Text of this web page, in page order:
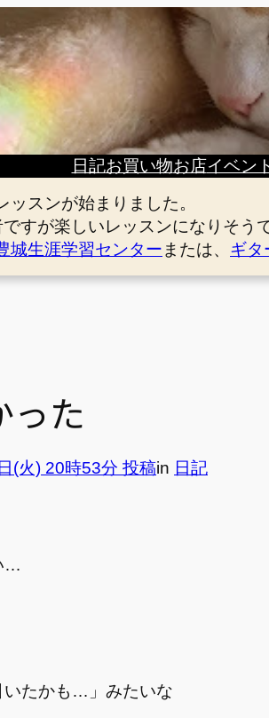
日記お買い物お店イベン
ッスンが始まりました。
すが楽しいレッスンになりそうで
城生涯学習センター または、 ギタ
った
(火) 20時53分 投稿in 日記
…
いたかも…」みたいな